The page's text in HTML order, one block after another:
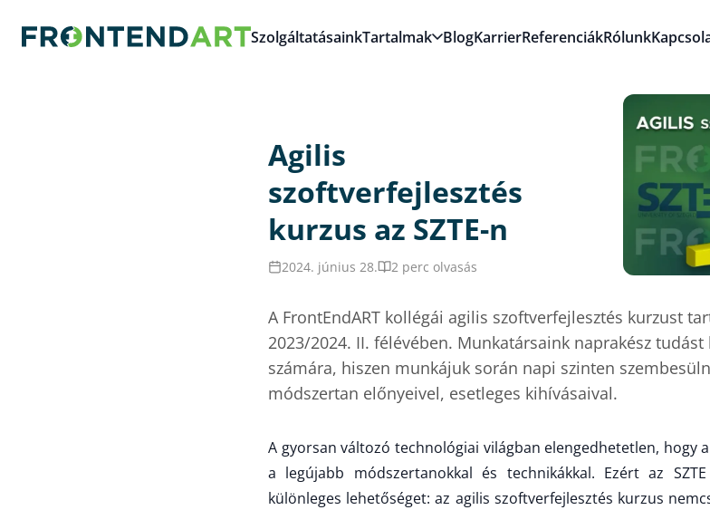
SzolgáltatásainkTartalmak BlogKarrierReferenciákRólunk
Agilis
szoftverfejlesztés
kurzus az SZTE-n
2024. június 28. 2 perc olvasás
A FrontEndART kollégái agilis szoftverfejlesztés kurzust
2023/2024. II. félévében. Munkatársaink naprakész
számára, hiszen munkájuk során napi szinten
módszertan előnyeivel, esetleges kihívásaival.
A gyorsan változó technológiai világban elengedhetetlen, hogy
a legújabb módszertanokkal és technikákkal. Ezért az
különleges lehetőséget: az agilis szoftverfejlesztés kurzus